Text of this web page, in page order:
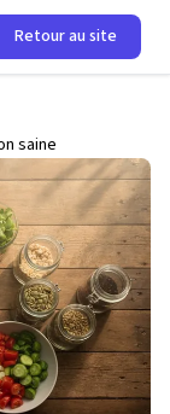
Retour au site
saine